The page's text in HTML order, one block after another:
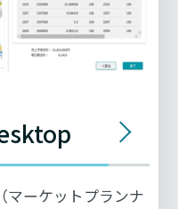
ーケットプランナ